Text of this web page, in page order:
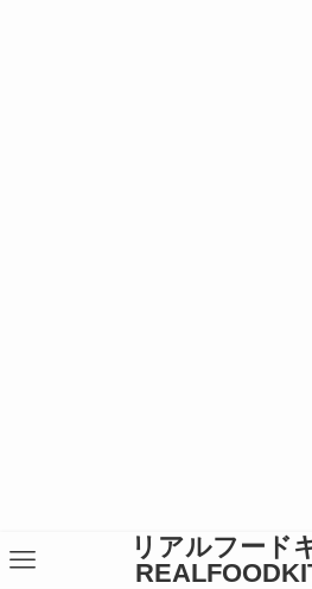
リアルフード